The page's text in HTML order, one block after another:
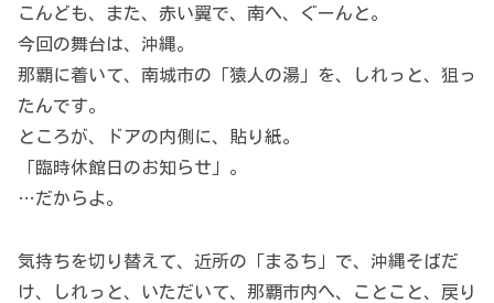
こんども、また、赤い翼で、南へ、ぐーんと。
今回の舞台は、沖縄。
那覇に着いて、南城市の「猿人の湯」を、しれっと、狙っ
たんです。
ところが、ドアの内側に、貼り紙。
「臨時休館日のお知らせ」。
…だからよ。
気持ちを切り替えて、近所の「まるち」で、沖縄そばだ
け、しれっと、いただいて、那覇市内へ、ことこと、戻り